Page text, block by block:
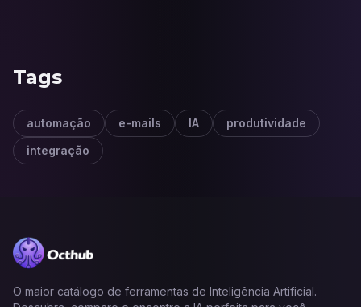
Tags
automação e-mails IA
produtividade
integração
O maior catálogo de ferramentas de Inteligência Artificial.